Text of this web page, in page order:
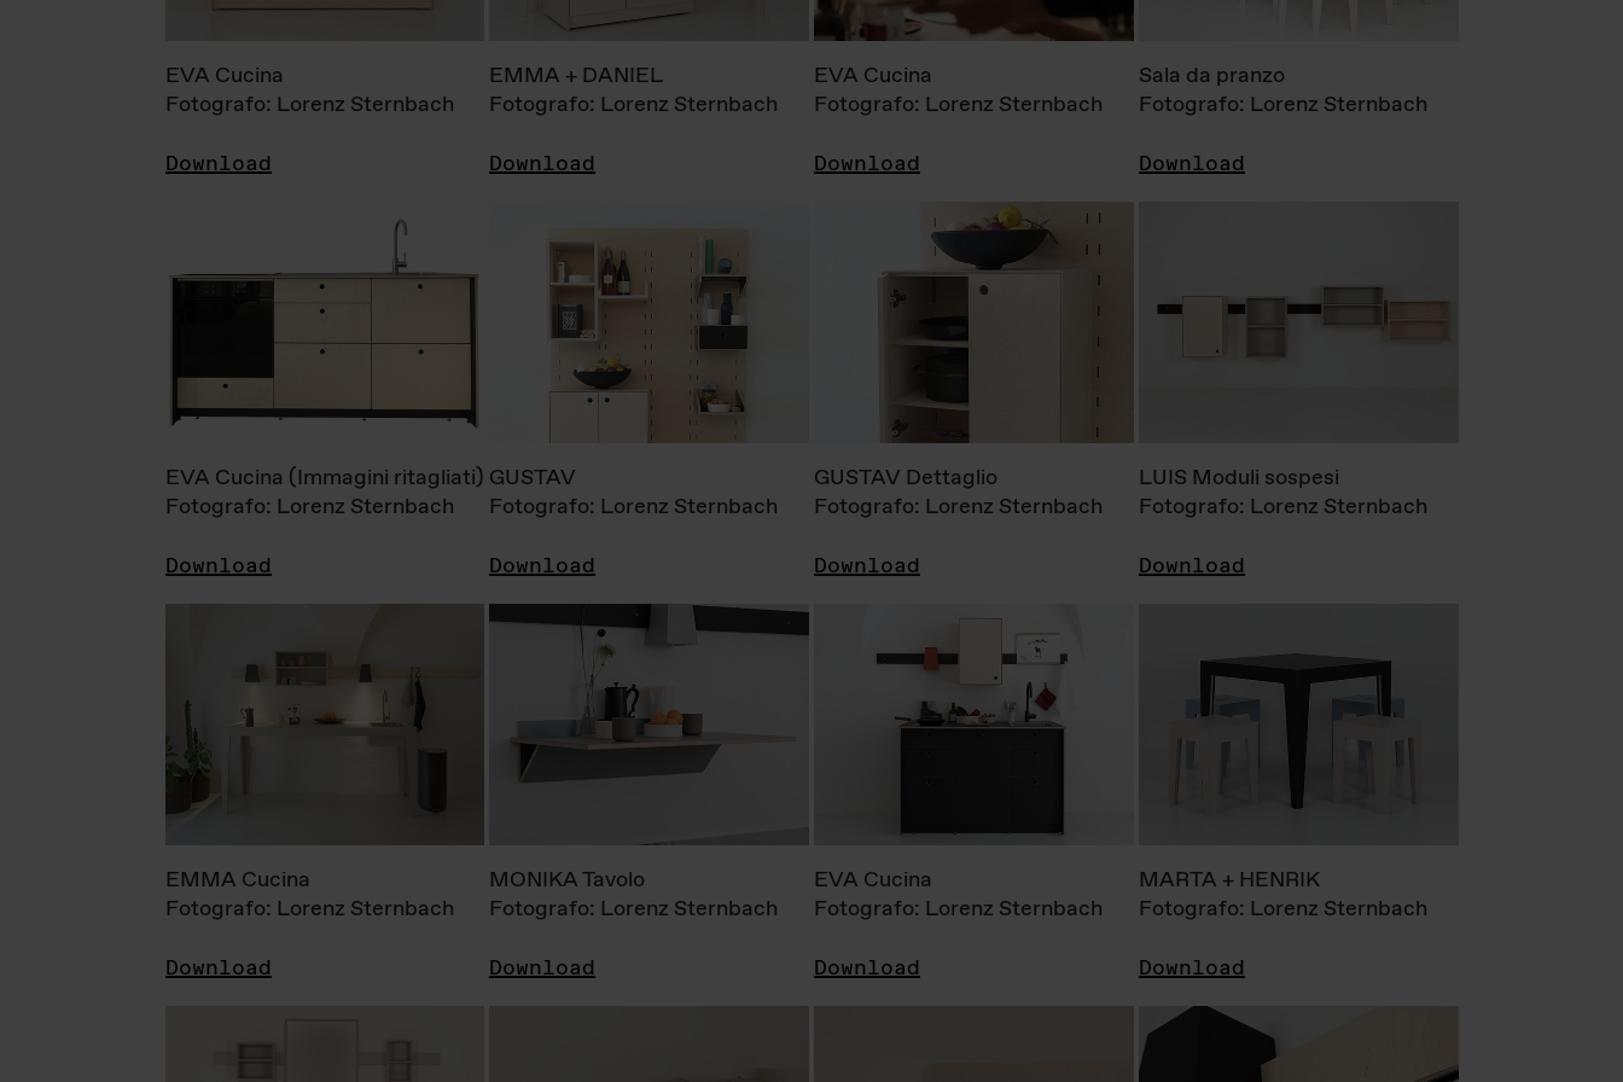
EVA Cucina
Fotografo: Lorenz Sternbach
Download
EMMA + DANIEL
Fotografo: Lorenz Sternbach
Download
EVA Cucina
Fotografo: Lorenz Sternbach
Download
Sala da pranzo
Fotografo: Lorenz Sternbach
Download
EVA Cucina (Immagini ritagliati)
Fotografo: Lorenz Sternbach
Download
GUSTAV
Fotografo: Lorenz Sternbach
Download
GUSTAV Dettaglio
Fotografo: Lorenz Sternbach
Download
LUIS Moduli sospesi
Fotografo: Lorenz Sternbach
Download
EMMA Cucina
Fotografo: Lorenz Sternbach
Download
MONIKA Tavolo
Fotografo: Lorenz Sternbach
Download
EVA Cucina
Fotografo: Lorenz Sternbach
Download
MARTA + HENRIK
Fotografo: Lorenz Sternbach
Download